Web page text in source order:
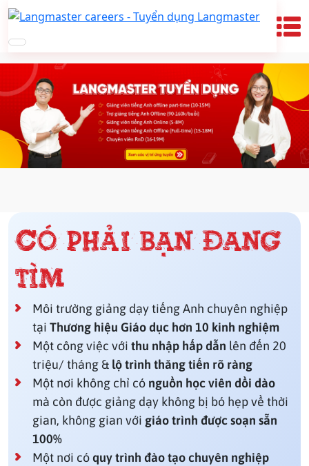
Có phải bạn đang
tìm
Môi trường giảng dạy tiếng Anh chuyên nghiệp
tại Thương hiệu Giáo dục hơn 10 kinh nghiệm
Một công việc với thu nhập hấp dẫn lên đến 20
triệu/ tháng & lộ trình thăng tiến rõ ràng
Một nơi không chỉ có nguồn học viên dồi dào
mà còn được giảng dạy không bị bó hẹp về thời
gian, không gian với giáo trình được soạn sẵn
100%
Một nơi cóquy trình đào tạo chuyên nghiệp